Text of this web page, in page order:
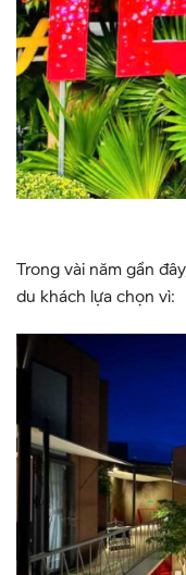
Trong vài năm gần
du khách lựa chọn vì: